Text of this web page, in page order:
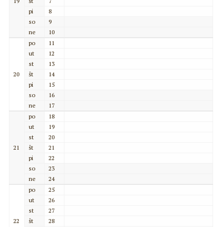
pi
8
so
9
ne
10
20
po
11
ut
12
st
13
št
14
pi
15
so
16
ne
17
21
po
18
ut
19
st
20
št
21
pi
22
so
23
ne
24
22
po
25
ut
26
st
27
št
28